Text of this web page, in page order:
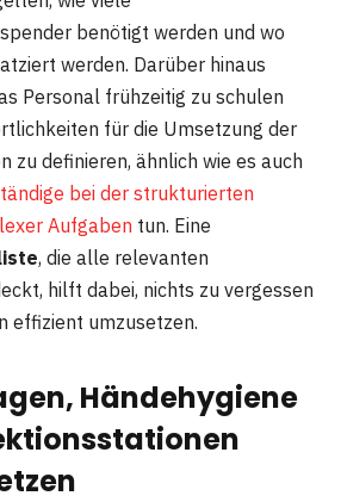
benötigt werden und wo
werden. Darüber hinaus
Personal frühzeitig zu schulen
für die Umsetzung der
zu definieren, ähnlich wie es auch
bei der strukturierten
Aufgaben tun. Eine
, die alle relevanten
hilft dabei, nichts zu vergessen
effizient umzusetzen.
Händehygiene